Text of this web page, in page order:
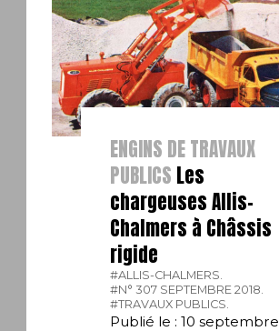
ENGINS DE TRAVAUX
PUBLICS Les
chargeuses Allis-
Chalmers à Châssis
rigide
#ALLIS-CHALMERS.
#N° 307 SEPTEMBRE 2018.
#TRAVAUX PUBLICS.
Publié le : 10 septembre